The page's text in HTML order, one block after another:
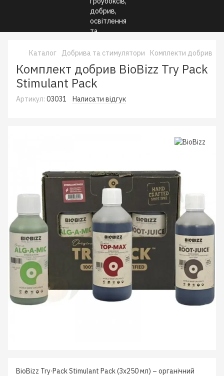
Каталог Добрива та стимулятори Комплекти добрив
Комплект добрив BioBizz Try Pack
Stimulant Pack
Артикул: 03031 Написати відгук
BioBizz Try·Pack Stimulant Pack (3х250 мл) – органічний